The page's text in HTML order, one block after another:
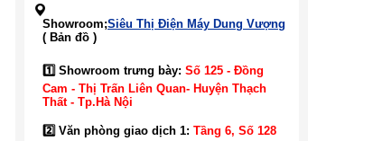
Showroom;Siêu Thị Điện Máy Dung Vượng
( Bản đồ )
1️⃣ Showroom trưng bày: Số 125 - Đồng
Cam - Thị Trấn Liên Quan- Huyện Thạch
Thất - Tp.Hà Nội
2️⃣ Văn phòng giao dịch 1: Tầng 6, Số 128